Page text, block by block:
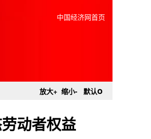
中国经济网首页
放大+ 缩小- 默认o
动者权益